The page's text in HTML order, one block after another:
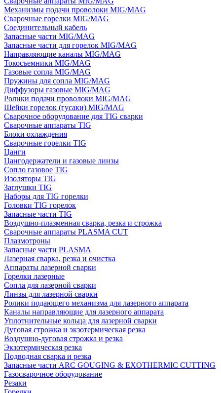
Механизмы подачи проволоки MIG/MAG
Сварочные горелки MIG/MAG
Соединительный кабель
Запасные части MIG/MAG
Запасные части для горелок MIG/MAG
Направляющие каналы MIG/MAG
Токосъемники MIG/MAG
Газовые сопла MIG/MAG
Пружины для сопла MIG/MAG
Диффузоры газовые MIG/MAG
Ролики подачи проволоки MIG/MAG
Шейки горелок (гусаки) MIG/MAG
Сварочное оборудование для TIG сварки
Сварочные аппараты TIG
Блоки охлаждения
Сварочные горелки TIG
Цанги
Цангодержатели и газовые линзы
Сопло газовое TIG
Изоляторы TIG
Заглушки TIG
Наборы для TIG горелки
Головки TIG горелок
Запасные части TIG
Воздушно-плазменная сварка, резка и строжка
Сварочные аппараты PLASMA CUT
Плазмотроны
Запасные части PLASMA
Лазерная сварка, резка и очистка
Аппараты лазерной сварки
Горелки лазерные
Сопла для лазерной сварки
Линзы для лазерной сварки
Ролики подающего механизма для лазерного аппарата
Каналы направляющие для лазерного аппарата
Уплотнительные кольца для лазерной сварки
Дуговая строжка и экзотермическая резка
Воздушно-дуговая строжка и резка
Экзотермическая резка
Подводная сварка и резка
Запасные части ARC GOUGING & EXOTHERMIC CUTTING
Газосварочное оборудование
Резаки